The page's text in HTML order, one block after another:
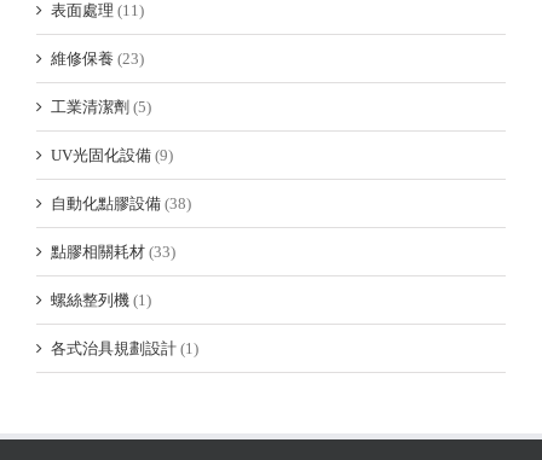
表面處理 (11)
維修保養 (23)
工業清潔劑 (5)
UV光固化設備 (9)
自動化點膠設備 (38)
點膠相關耗材 (33)
螺絲整列機 (1)
各式治具規劃設計 (1)